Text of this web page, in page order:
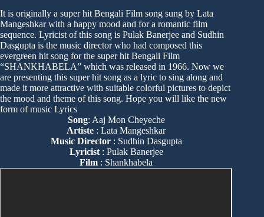
It is originally a super hit Bengali Film song sung by Lata
Mangeshkar with a happy mood and for a romantic film
sequence. Lyricist of this song is Pulak Banerjee and Sudhin
Dasgupta is the music director who had composed this
evergreen hit song for the super hit Bengali Film
“SHANKHABELA” which was released in 1966. Now we
are presenting this super hit song as a lyric to sing along and
made it more attractive with suitable colorful pictures to depict
the mood and theme of this song. Hope you will like the new
form of music Lyrics
Song: Aaj Mon Cheyeche
Artiste : Lata Mangeshkar
Music Director : Sudhin Dasgupta
Lyricist : Pulak Banerjee
Film : Shankhabela